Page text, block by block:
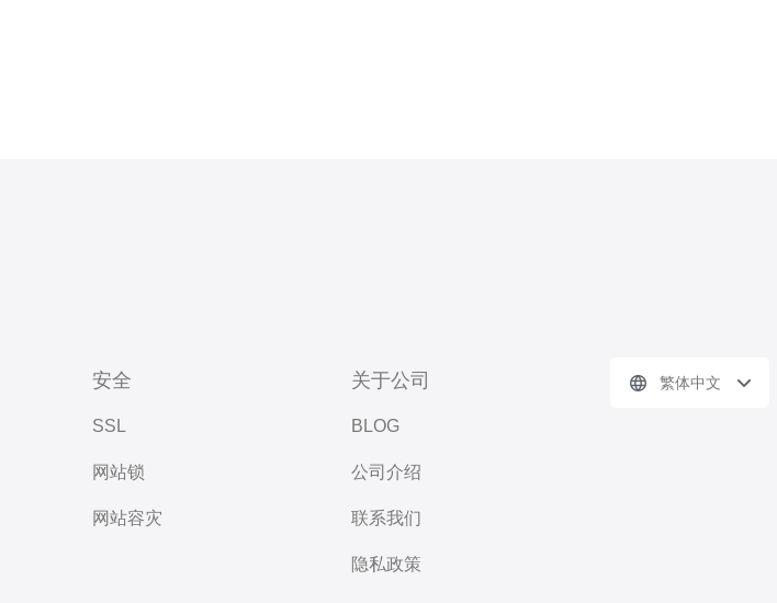
安全
SSL
网站锁
网站容灾
关于公司
BLOG
公司介绍
联系我们
隐私政策
繁体中文